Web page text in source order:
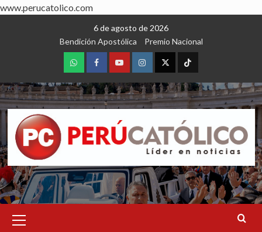
www.perucatolico.com
6 de agosto de 2026
Bendición Apostólica
Premio Nacional
WhatsAppFacebookYoutubeInstagram
X TikTok
Menu